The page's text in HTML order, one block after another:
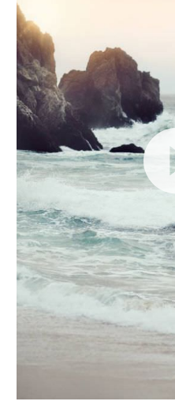
Videospeler